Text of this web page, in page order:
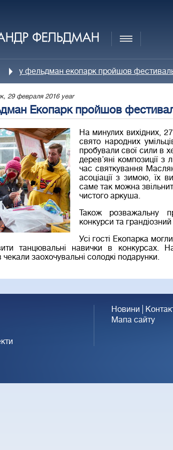
у фельдман екопарк пройшов
29 февраля 2016 year
Екопарк пройшов
На минулих вихідних,
свято народних
пробували свої сили в
дерев’яні композиції з
час святкування
асоціації з зимою, їх
саме так можна
чистого аркуша.
Також розважальну
конкурси та
Усі гості Екопарка
танцювальні навички в конкурсах.
чекали заохочувальні солодкі подарунки.
Новини
Мапа сайту